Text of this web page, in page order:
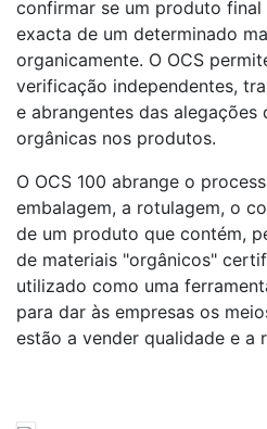
confirmar se um produto
exacta de um determinado
organicamente. O OCS
verificação independentes,
e abrangentes das alegações
orgânicas nos produtos.
O OCS 100 abrange o
embalagem, a rotulagem, o
de um produto que contém,
de materiais "orgânicos"
utilizado como uma
para dar às empresas os
estão a vender qualidade e a